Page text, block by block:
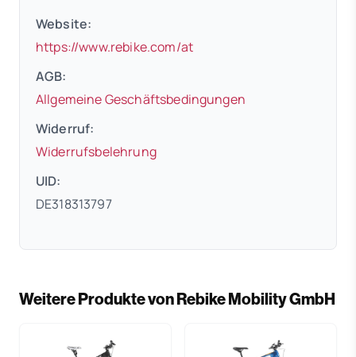
Website:
https://www.rebike.com/at(öffnet in neuem Tab)
AGB:
Allgemeine Geschäftsbedingungen(öffnet in neuem
Widerruf:
Widerrufsbelehrung(öffnet in neuem Tab)
UID:
DE318313797
Weitere Produkte von Rebike Mobility GmbH